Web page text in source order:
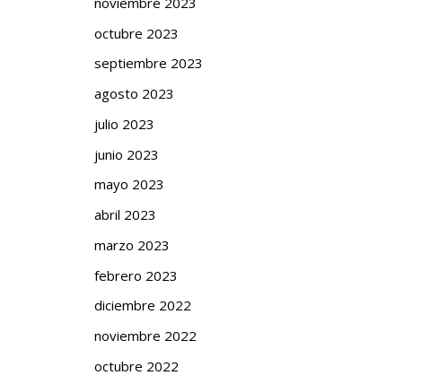
octubre 2023
septiembre 2023
agosto 2023
julio 2023
junio 2023
mayo 2023
abril 2023
marzo 2023
febrero 2023
diciembre 2022
noviembre 2022
octubre 2022